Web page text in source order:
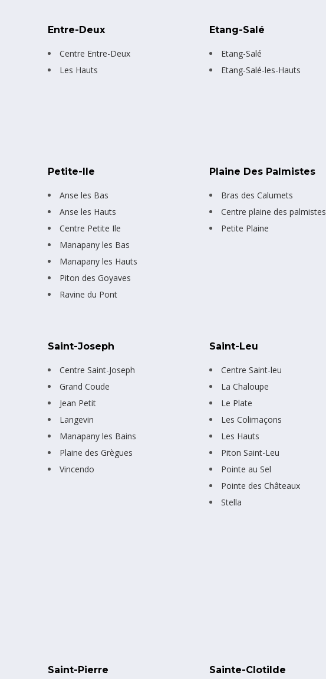
Entre-Deux
Centre Entre-Deux
Les Hauts
Etang-Salé
Etang-Salé
Etang-Salé-les-Hauts
Petite-Ile
Anse les Bas
Anse les Hauts
Centre Petite Ile
Manapany les Bas
Manapany les Hauts
Piton des Goyaves
Ravine du Pont
Plaine Des Palmistes
Bras des Calumets
Centre plaine des palmistes
Petite Plaine
Saint-Joseph
Centre Saint-Joseph
Grand Coude
Jean Petit
Langevin
Manapany les Bains
Plaine des Grègues
Vincendo
Saint-Leu
Centre Saint-leu
La Chaloupe
Le Plate
Les Colimaçons
Les Hauts
Piton Saint-Leu
Pointe au Sel
Pointe des Châteaux
Stella
Saint-Pierre Sainte-Clotilde